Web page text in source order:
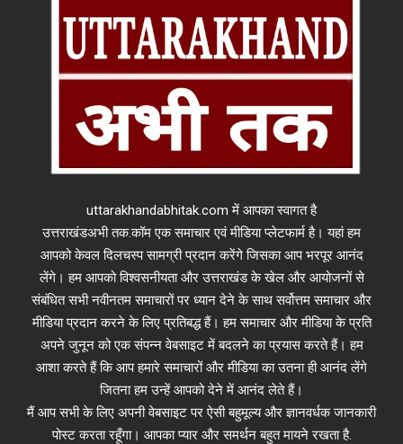
uttarakhandabhitak.com में आपका स्वागत है
उत्तराखंडअभी तक.कॉम एक समाचार एवं मीडिया प्लेटफार्म है। यहां हम
आपको केवल दिलचस्प सामग्री प्रदान करेंगे जिसका आप भरपूर आनंद
लेंगे। हम आपको विश्वसनीयता और उत्तराखंड के खेल और आयोजनों से
संबंधित सभी नवीनतम समाचारों पर ध्यान देने के साथ सर्वोत्तम समाचार और
मीडिया प्रदान करने के लिए प्रतिबद्ध हैं। हम समाचार और मीडिया के प्रति
अपने जुनून को एक संपन्न वेबसाइट में बदलने का प्रयास करते हैं। हम
आशा करते हैं कि आप हमारे समाचारों और मीडिया का उतना ही आनंद लेंगे
जितना हम उन्हें आपको देने में आनंद लेते हैं।
मैं आप सभी के लिए अपनी वेबसाइट पर ऐसी बहुमूल्य और ज्ञानवर्धक जानकारी
पोस्ट करता रहूँगा। आपका प्यार और समर्थन बहुत मायने रखता है.